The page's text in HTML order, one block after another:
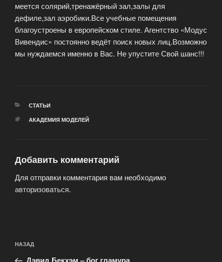
меется солярий,тренажёрный зал,залы для
дефиле,зал аэробики.Все учебные помещения
благоустроены в европейском стиле. Агентство «Модус
Вивендис» постоянно ведёт поиск новых лиц.Возможно
мы нуждаемся именно в Вас. Не упустите Свой шанс!!!
РУБРИКИ
СТАТЬИ
МЕТКИ
АКАДЕМИЯ МОДЕЛЕЙ
Добавить комментарий
Для отправки комментария вам необходимо
авторизоваться.
по
Предыдущая
запись:
НАЗАД